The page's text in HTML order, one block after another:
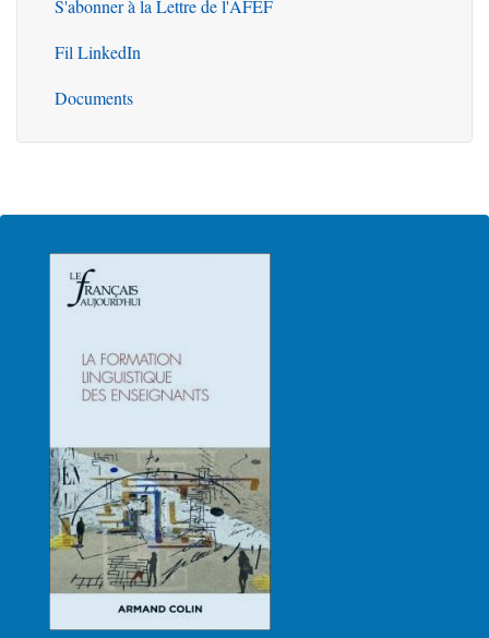
S'abonner à la Lettre de l'AFEF
Fil LinkedIn
Documents